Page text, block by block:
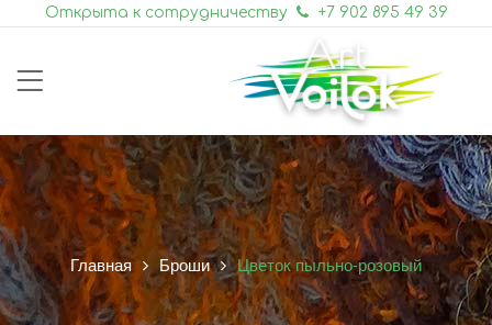
Открыта к сотрудничеству +7 902 895 49 39
Главная Броши Цветок пыльно-розовый